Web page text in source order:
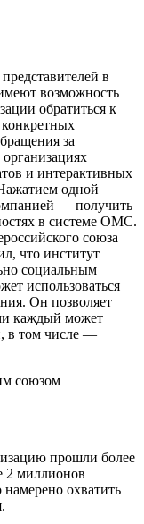
в
возможность
обратиться к
за
и интерактивных
одной
— получить
в системе ОМС.
союза
что институт
социальным
использоваться
Он позволяет
каждый может
в том числе —
союзом
прошли более
2 миллионов
намерено охватить